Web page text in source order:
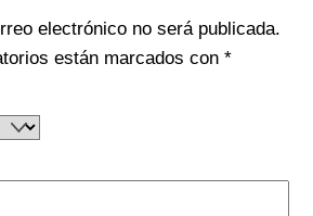
electrónico no será publicada.
están marcados con*